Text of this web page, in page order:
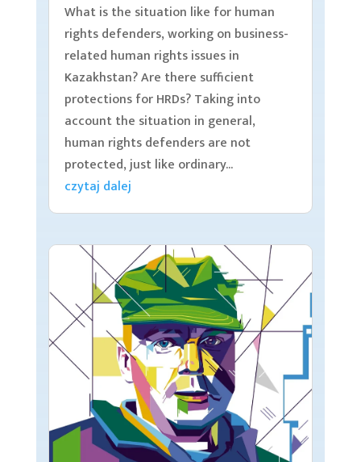
What is the situation like for human
rights defenders, working on business-
related human rights issues in
Kazakhstan? Are there sufficient
protections for HRDs? Taking into
account the situation in general,
human rights defenders are not
protected, just like ordinary...
czytaj dalej